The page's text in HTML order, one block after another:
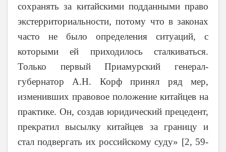
сохранять за китайскими подданными право
экстерриториальности, потому что в законах
часто не было определения ситуаций, с
которыми ей приходилось сталкиваться.
Только первый Приамурский генерал-
губернатор А.Н. Корф принял ряд мер,
изменивших правовое положение китайцев на
практике. Он, создав юридический прецедент,
прекратил высылку китайцев за границу и
стал подвергать их российскому суду» [2, 59-